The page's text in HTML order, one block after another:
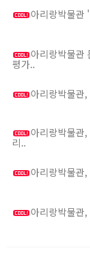
아리랑박물관
아리랑박물관
평가..
아리랑박물관
아리랑박물관
리..
아리랑박물관,
아리랑박물관